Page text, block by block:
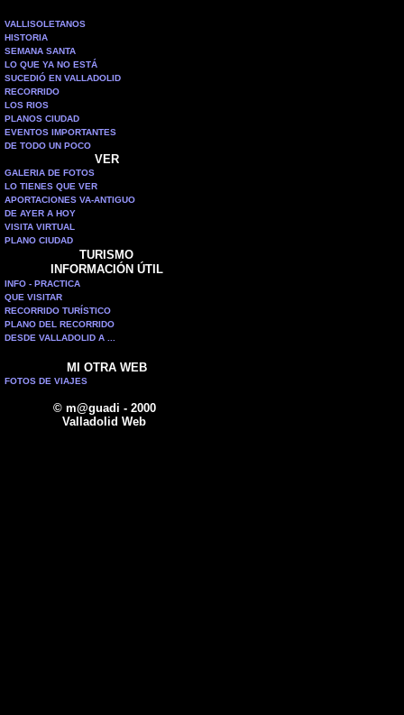
VALLISOLETANOS
HISTORIA
SEMANA SANTA
LO QUE YA NO ESTÁ
SUCEDIÓ EN VALLADOLID
RECORRIDO
LOS RIOS
PLANOS CIUDAD
EVENTOS IMPORTANTES
DE TODO UN POCO
VER
GALERIA DE FOTOS
LO TIENES QUE VER
APORTACIONES VA-ANTIGUO
DE AYER A HOY
VISITA VIRTUAL
PLANO CIUDAD
TURISMO
INFORMACIÓN ÚTIL
INFO - PRACTICA
QUE VISITAR
RECORRIDO TURÍSTICO
PLANO DEL RECORRIDO
DESDE VALLADOLID A ...
MI OTRA WEB
FOTOS DE VIAJES
© m@guadi - 2000
Valladolid Web